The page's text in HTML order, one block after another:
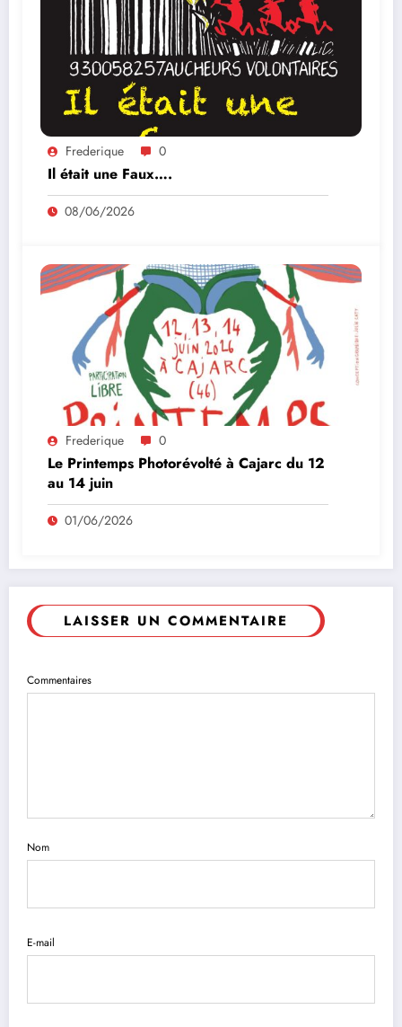
Frederique 0
Il était une Faux….
08/06/2026
Frederique 0
Le Printemps Photorévolté à Cajarc du 12
au 14 juin
01/06/2026
LAISSER UN COMMENTAIRE
Commentaires
Nom
E-mail